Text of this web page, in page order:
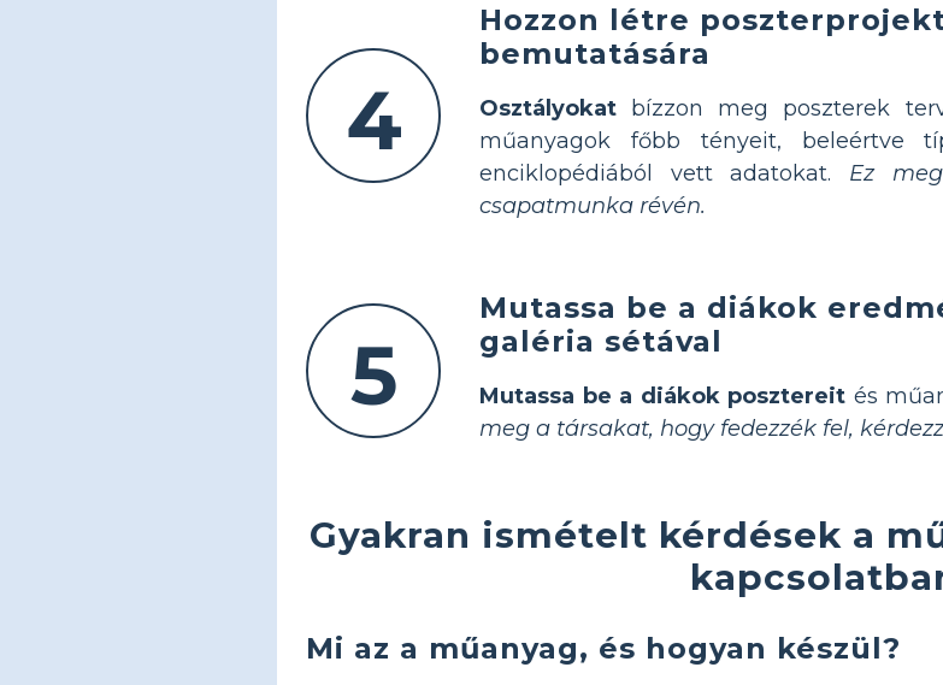
4
Hozzon létre
bemutatására
Osztályokat bízzon meg poszterek
műanyagok főbb tényeit, beleértve
enciklopédiából vett adatokat. Ez
csapatmunka révén.
5
Mutassa be a diákok
galéria sétával
Mutassa be a diákok posztereit és
meg a társakat, hogy fedezzék fel,
Gyakran ismételt kérdések a
Mi az a műanyag, és hogyan készül?